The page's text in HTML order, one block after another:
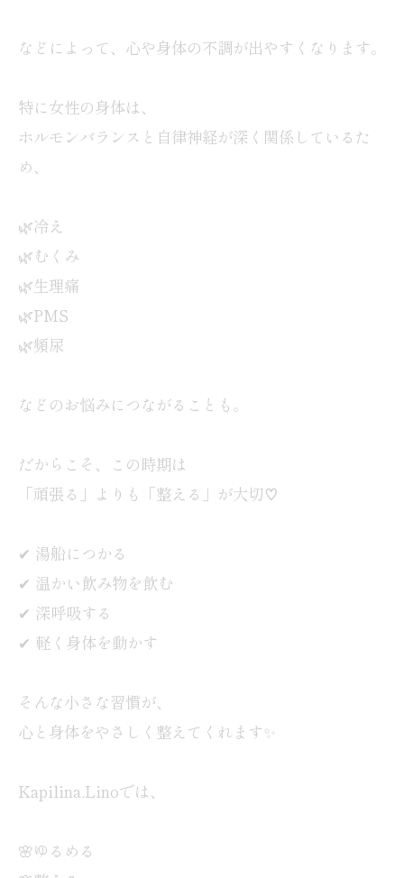
などによって、心や身体の不調が出やすくなります。
特に女性の身体は、
ホルモンバランスと自律神経が深く関係しているた
め、
🌿冷え
🌿むくみ
🌿生理痛
🌿PMS
🌿頻尿
などのお悩みにつながることも。
だからこそ、この時期は
「頑張る」よりも「整える」が大切♡
✔ 湯船につかる
✔ 温かい飲み物を飲む
✔ 深呼吸する
✔ 軽く身体を動かす
そんな小さな習慣が、
心と身体をやさしく整えてくれます✨
Kapilina.Linoでは、
🌸ゆるめる